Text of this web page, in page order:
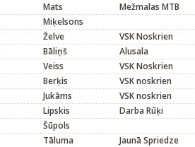
Mats
Mežmalas MTB
Miķelsons
Želve
VSK Noskrien
Bāliņš
Alusala
Veiss
VSK Noskrien
Berķis
VSK noskrien
Jukāms
VSK noskrien
Lipskis
Darba Rūķi
Šūpols
Tāluma
Jaunā Spriedze